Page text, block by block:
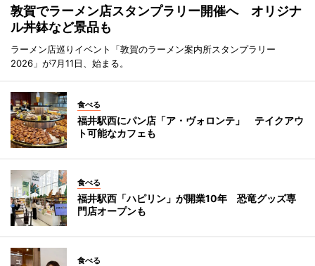
敦賀でラーメン店スタンプラリー開催へ オリジナ
ル丼鉢など景品も
ラーメン店巡りイベント「敦賀のラーメン案内所スタンプラリー
2026」が7月11日、始まる。
食べる
福井駅西にパン店「ア・ヴォロンテ」 テイクアウ
ト可能なカフェも
食べる
福井駅西「ハピリン」が開業10年 恐竜グッズ専
門店オープンも
食べる